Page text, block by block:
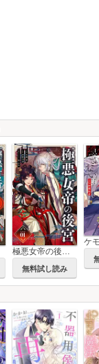
極悪女帝の後宮【単話】
無料試し読み